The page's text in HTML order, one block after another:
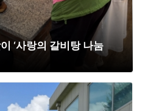
‘사랑의 갈비탕 나눔